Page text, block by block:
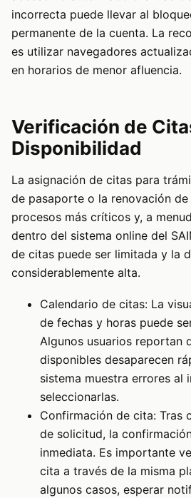
incorrecta puede llevar al
permanente de la cuenta. La
es utilizar navegadores
en horarios de menor afluencia.
Verificación de
Disponibilidad
La asignación de citas para
de pasaporte o la renovación
procesos más críticos y, a
dentro del sistema online del
de citas puede ser limitada y la
considerablemente alta.
Calendario de citas: La
de fechas y horas puede
Algunos usuarios reportan
disponibles desaparecen
sistema muestra errores al
seleccionarlas.
Confirmación de cita: Tras
de solicitud, la
inmediata. Es importante
cita a través de la misma
algunos casos, esperar